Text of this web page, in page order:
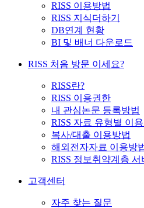
RISS 이용방법
RISS 지식더하기
DB연계 현황
BI 및 배너 다운로드
RISS 처음 방문 이세요?
RISS란?
RISS 이용권한
내 관심논문 등록방법
RISS 자료 유형별 이
복사/대출 이용방법
해외전자자료 이용방
RISS 정보취약계층 서
고객센터
자주 찾는 질문